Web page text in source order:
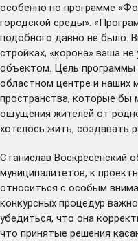
особенно по программе
городской среды».
подобного давно не было.
стройках, «корона» ваша
объектом. Цель программы
областном центре и наших
пространства, которые бы
ощущения жителей от
хотелось жить, создавать
Станислав Воскресенский
муниципалитетов, к
относиться с особым
конкурсных процедур
убедиться, что она
что принятые решения